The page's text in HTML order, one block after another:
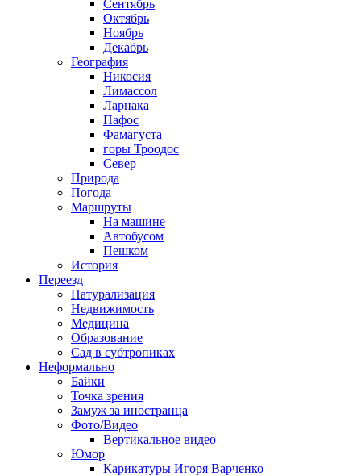
Сентябрь
Октябрь
Ноябрь
Декабрь
География
Никосия
Лимассол
Ларнака
Пафос
Фамагуста
горы Троодос
Север
Природа
Погода
Маршруты
На машине
Автобусом
Пешком
История
Переезд
Натурализация
Недвижимость
Медицина
Образование
Сад в субтропиках
Неформально
Байки
Точка зрения
Замуж за иностранца
Фото/Видео
Вертикальное видео
Юмор
Карикатуры Игоря Варченко